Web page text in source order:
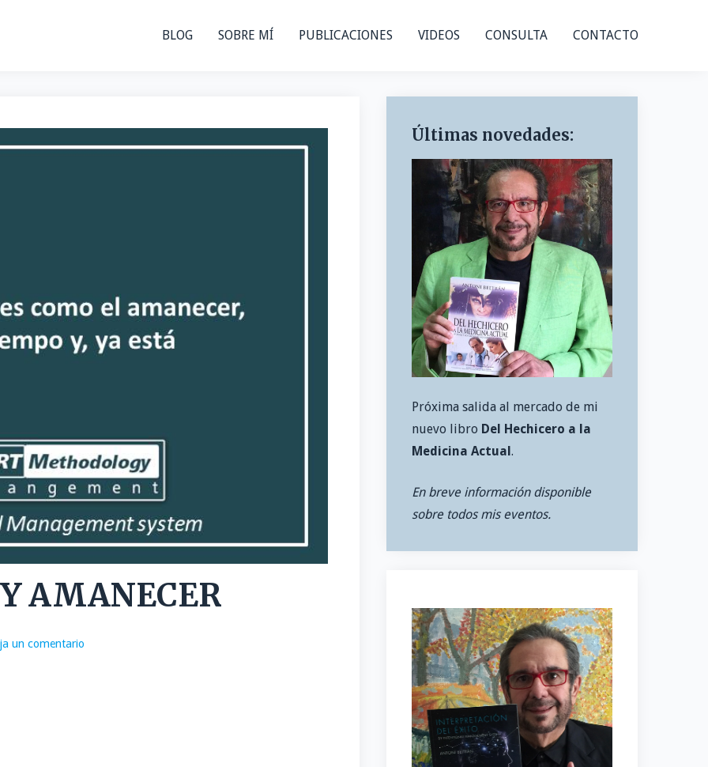
BLOG SOBRE MÍ PUBLICACIONES VIDEOS CONSULTA CONTACTO
AMANECER
un comentario
Últimas novedades:
Próxima salida al mercado de mi
nuevo libro Del Hechicero a la
Medicina Actual.
En breve información disponible
sobre todos mis eventos.